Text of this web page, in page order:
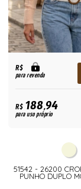
R$
para revenda
R$188,94
para uso próprio
51542 - 26200
PUNHO DUPLO